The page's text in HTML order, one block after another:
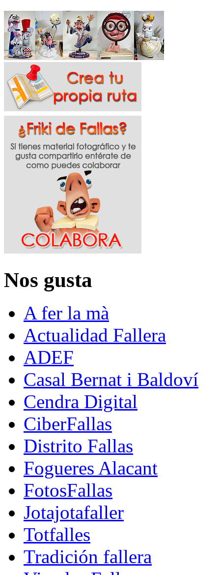
Nos gusta
A fer la mà
Actualidad Fallera
ADEF
Casal Bernat i Baldoví
Cendra Digital
CiberFallas
Distrito Fallas
Fogueres Alacant
FotosFallas
Jotajotafaller
Totfalles
Tradición fallera